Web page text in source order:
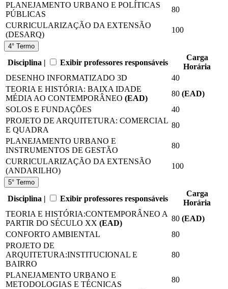
PLANEJAMENTO URBANO E POLÍTICAS
PÚBLICAS
80
CURRICULARIZAÇÃO DA EXTENSÃO
(DESARQ)
100
4° Termo
Disciplina | Exibir professores responsáveis
Carga
Horária
DESENHO INFORMATIZADO 3D
40
TEORIA E HISTÓRIA: BAIXA IDADE
MÉDIA AO CONTEMPORÂNEO (EAD)
80 (EAD)
SOLOS E FUNDAÇÕES
40
PROJETO DE ARQUITETURA: COMERCIAL
E QUADRA
80
PLANEJAMENTO URBANO E
INSTRUMENTOS DE GESTÃO
80
CURRICULARIZAÇÃO DA EXTENSÃO
(ANDARILHO)
100
5° Termo
Disciplina | Exibir professores responsáveis
Carga
Horária
TEORIA E HISTÓRIA:CONTEMPORÂNEO A
PARTIR DO SÉCULO XX (EAD)
80 (EAD)
CONFORTO AMBIENTAL
80
PROJETO DE
ARQUITETURA:INSTITUCIONAL E
BAIRRO
80
PLANEJAMENTO URBANO E
METODOLOGIAS E TÉCNICAS
80